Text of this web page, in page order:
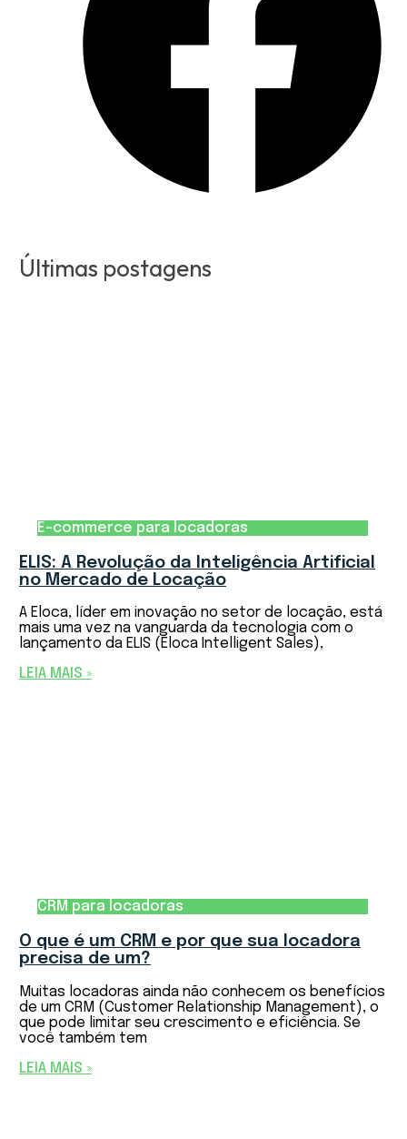
Últimas postagens
E-commerce para locadoras
ELIS: A Revolução da Inteligência Artificial
no Mercado de Locação
A Eloca, líder em inovação no setor de locação, está
mais uma vez na vanguarda da tecnologia com o
lançamento da ELIS (Eloca Intelligent Sales),
LEIA MAIS »
CRM para locadoras
O que é um CRM e por que sua locadora
precisa de um?
Muitas locadoras ainda não conhecem os benefícios
de um CRM (Customer Relationship Management), o
que pode limitar seu crescimento e eficiência. Se
você também tem
LEIA MAIS »